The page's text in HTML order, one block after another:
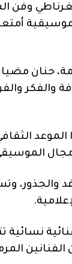
وفن
موسيقية
حنان
والفكر
مجال
والجذور،
نسائية